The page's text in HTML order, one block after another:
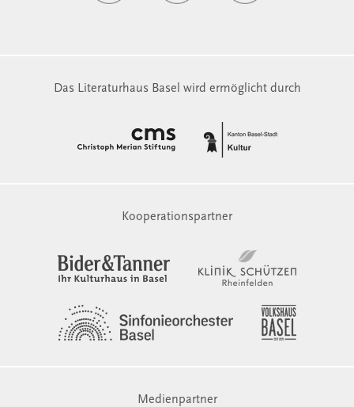
Das Literaturhaus Basel wird ermöglicht durch
Kooperationspartner
Medienpartner